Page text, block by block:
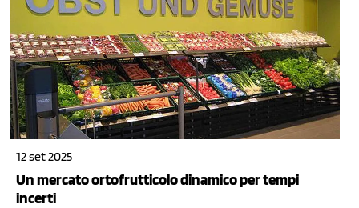
12 set 2025
Un mercato ortofrutticolo dinamico per tempi
incerti